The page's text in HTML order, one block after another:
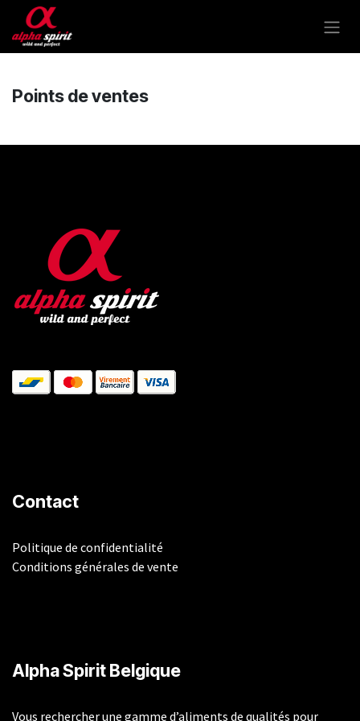
Se rendre au contenu
Points de ventes
Contact
Politique de confidentialité
Conditions générales de vente
​Alpha Spirit Belgique
Vous rechercher une gamme d’aliments de qualités pour